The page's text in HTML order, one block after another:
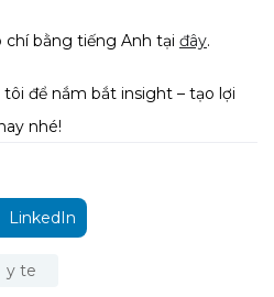
bằng tiếng Anh tại đây.
để nắm bắt insight – tạo lợi
nhé!
LinkedIn
y te